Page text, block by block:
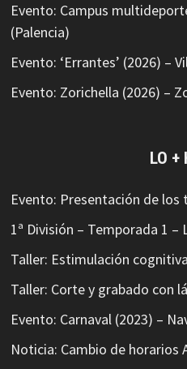
Evento: Campus
(Palencia)
Evento: ‘Errantes’ (2026) –
Evento: Zorichella (2026) –
LO +
Evento: Presentación de
1ª División – Temporada 1 –
Taller: Estimulación
Taller: Corte y grabado con
Evento: Carnaval (2023) –
Noticia: Cambio de